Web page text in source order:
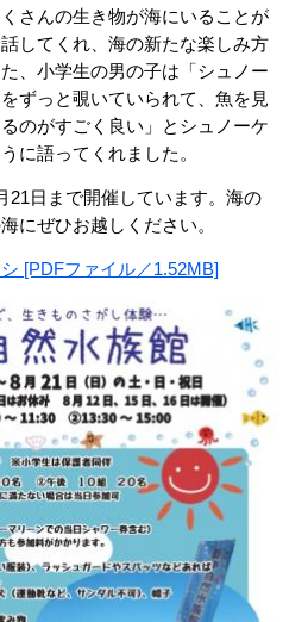
さんの生き物が海にいることが
してくれ、海の新たな楽しみ方
、小学生の男の子は「シュノー
ずっと覗いていられて、魚を見
のがすごく良い」とシュノーケ
に語ってくれました。
日まで開催しています。海の
にぜひお越しください。
[PDFファイル／1.52MB]